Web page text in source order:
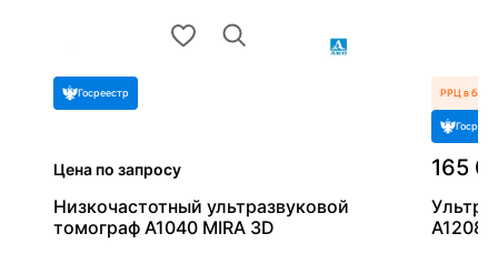
Госреестр
Цена по запросу
Низкочастотный ультразвуковой
томограф A1040 MIRA 3D
РРЦ в
165
А1208